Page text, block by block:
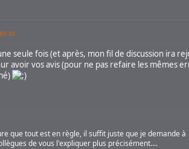
seule fois (et après, mon fil de discussion ira
avoir vos avis (pour ne pas refaire les mêmes
que tout est en règle, il suffit juste que je demande à
de vous l'expliquer plus précisément....